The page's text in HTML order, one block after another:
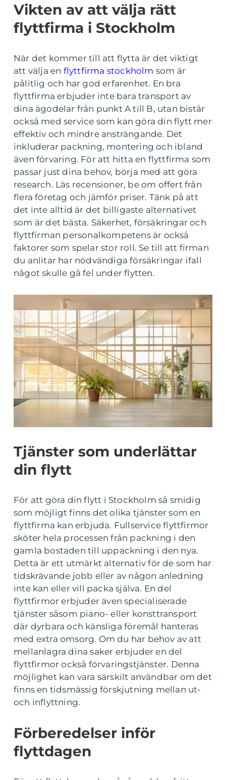
Vikten av att välja rätt
flyttfirma i Stockholm
När det kommer till att flytta är det viktigt
att välja en flyttfirma stockholm som är
pålitlig och har god erfarenhet. En bra
flyttfirma erbjuder inte bara transport av
dina ägodelar från punkt A till B, utan bistår
också med service som kan göra din flytt mer
effektiv och mindre ansträngande. Det
inkluderar packning, montering och ibland
även förvaring. För att hitta en flyttfirma som
passar just dina behov, börja med att göra
research. Läs recensioner, be om offert från
flera företag och jämför priser. Tänk på att
det inte alltid är det billigaste alternativet
som är det bästa. Säkerhet, försäkringar och
flyttfirman personalkompetens är också
faktorer som spelar stor roll. Se till att firman
du anlitar har nödvändiga försäkringar ifall
något skulle gå fel under flytten.
Tjänster som underlättar
din flytt
För att göra din flytt i Stockholm så smidig
som möjligt finns det olika tjänster som en
flyttfirma kan erbjuda. Fullservice flyttfirmor
sköter hela processen från packning i den
gamla bostaden till uppackning i den nya.
Detta är ett utmärkt alternativ för de som har
tidskrävande jobb eller av någon anledning
inte kan eller vill packa själva. En del
flyttfirmor erbjuder även specialiserade
tjänster såsom piano- eller konsttransport
där dyrbara och känsliga föremål hanteras
med extra omsorg. Om du har behov av att
mellanlagra dina saker erbjuder en del
flyttfirmor också förvaringstjänster. Denna
möjlighet kan vara särskilt användbar om det
finns en tidsmässig förskjutning mellan ut-
och inflyttning.
Förberedelser inför
flyttdagen